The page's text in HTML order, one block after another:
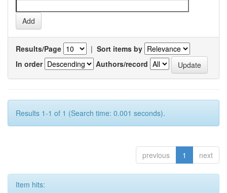
Results/Page | Sort items by
In order
Authors/record
Results 1-1 of 1 (Search time: 0.001 seconds).
previous 1 next
Item hits: